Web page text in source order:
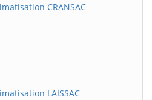
CRANSAC
LAISSAC